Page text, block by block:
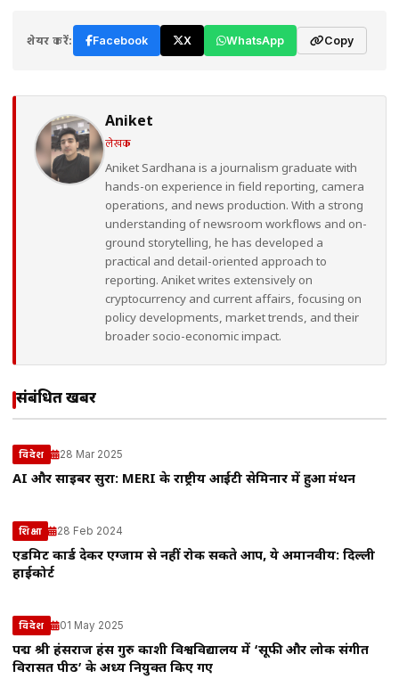
शेयर करें: Facebook X WhatsApp Copy
Aniket
लेखक
Aniket Sardhana is a journalism graduate with
hands-on experience in field reporting, camera
operations, and news production. With a strong
understanding of newsroom workflows and on-
ground storytelling, he has developed a
practical and detail-oriented approach to
reporting. Aniket writes extensively on
cryptocurrency and current affairs, focusing on
policy developments, market trends, and their
broader socio-economic impact.
संबंधित खबरें
विदेश 28 Mar 2025
AI और साइबर सुरक्षा: MERI के राष्ट्रीय आईटी सेमिनार में हुआ मंथन
शिक्षा 28 Feb 2024
एडमिट कार्ड देकर एग्जाम से नहीं रोक सकते आप, ये अमानवीय: दिल्ली
हाईकोर्ट
विदेश 01 May 2025
पद्म श्री हंसराज हंस गुरु काशी विश्वविद्यालय में ‘सूफी और लोक संगीत
विरासत पीठ’ के अध्यक्ष नियुक्त किए गए